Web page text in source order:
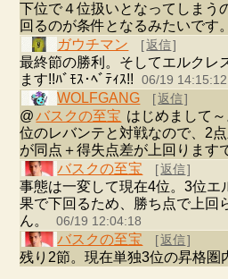
下位で４位扱いとなってしまう
回るのが条件となるみたいです
ガウチマン [返信]
最終節の勝利。そしてエルクレ
ます!!ﾊﾞﾓｽ･ﾍﾞﾃｨｽ!!
06/19 14:15:12
WOLFGANG [返信]
@ バスクの至宝 はじめまして
位のレバンテと対戦なので、2
が同点＋得失点差が上回ります
バスクの至宝 [返信]
事態は一変して現在4位。3位エ
果で下回るため、勝ち点で上回
ん。
06/19 12:04:18
バスクの至宝 [返信]
残り2節。現在単独3位の昇格圏